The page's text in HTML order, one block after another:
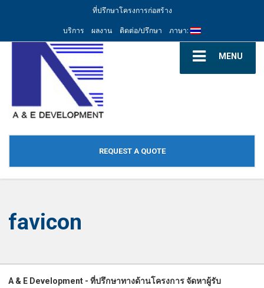
ที่ปรึกษาโครงการก่อสร้าง
บริการ
ผลงาน ติดต่อ/ปรึกษา ภาษา:
MENU
REQUEST A QUOTE
favicon
A & E Development - ที่ปรึกษาทางด้านโครงการ จัดหาผู้รับ